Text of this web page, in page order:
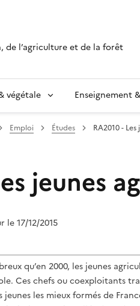
de l’agriculture et de la forêt
végétale Enseignement
Emploi Études RA2010 -
jeunes
le 17/12/2015
qu’en 2000, les jeunes
Ces chefs ou coexploitants
les mieux formés de